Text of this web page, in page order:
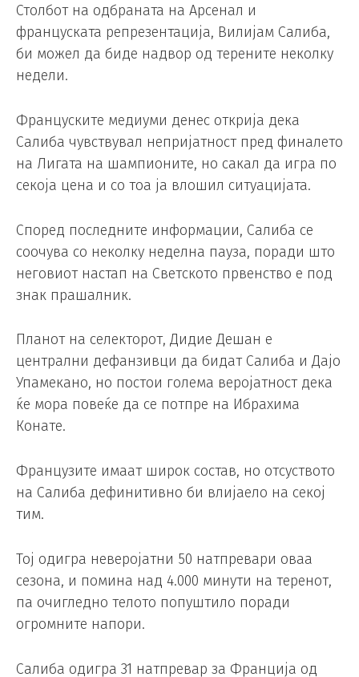
Столбот на одбраната на Арсенал и
француската репрезентација, Вилијам Салиба,
би можел да биде надвор од терените неколку
недели.
Француските медиуми денес открија дека
Салиба чувствувал непријатност пред финалето
на Лигата на шампионите, но сакал да игра по
секоја цена и со тоа ја влошил ситуацијата.
Според последните информации, Салиба се
соочува со неколку неделна пауза, поради што
неговиот настап на Светското првенство е под
знак прашалник.
Планот на селекторот, Дидие Дешан е
централни дефанзивци да бидат Салиба и Дајо
Упамекано, но постои голема веројатност дека
ќе мора повеќе да се потпре на Ибрахима
Конате.
Французите имаат широк состав, но отсуството
на Салиба дефинитивно би влијаело на секој
тим.
Тој одигра неверојатни 50 натпревари оваа
сезона, и помина над 4.000 минути на теренот,
па очигледно телото попуштило поради
огромните напори.
Салиба одигра 31 натпревар за Франција од